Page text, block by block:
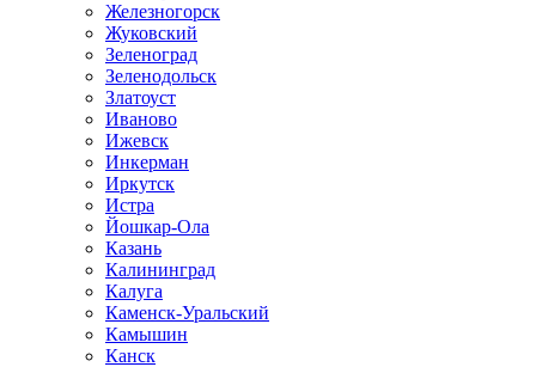
Железногорск
Жуковский
Зеленоград
Зеленодольск
Златоуст
Иваново
Ижевск
Инкерман
Иркутск
Истра
Йошкар-Ола
Казань
Калининград
Калуга
Каменск-Уральский
Камышин
Канск